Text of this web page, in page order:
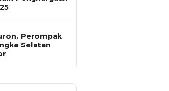
Perompak
Selatan